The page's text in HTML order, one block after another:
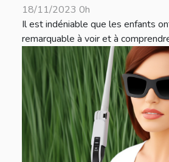
18/11/2023 0h
Il est indéniable que les enfants
remarquable à voir et à